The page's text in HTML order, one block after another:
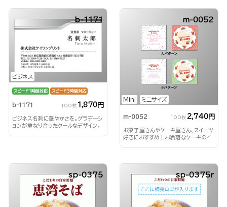
ビジネス
b-1171
スピード1時間対応 スピード3時間対応
b-1171 100枚 1,870円
ビジネス名刺に華やかさを。グラデーシ
ョンが重なり合ったクールなデザイン。
Mini ミニサイズ
m-0052
m-0052 100枚 2,740円
お菓子屋さんやケーキ屋さん、スイーツ
好きにおすすめ！お洒落なケーキのイ
sp-0375 sp-0375r